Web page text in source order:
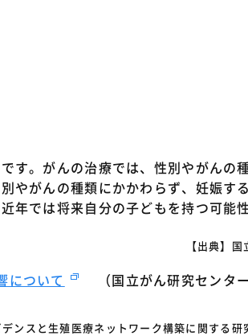
す。がんの治療では、性別やがんの
やがんの種類にかかわらず、妊娠す
年では将来自分の子どもを持つ可能
【出典】
について
（国立がん研究センタ
ンスと生殖医療ネットワーク構築に関する研